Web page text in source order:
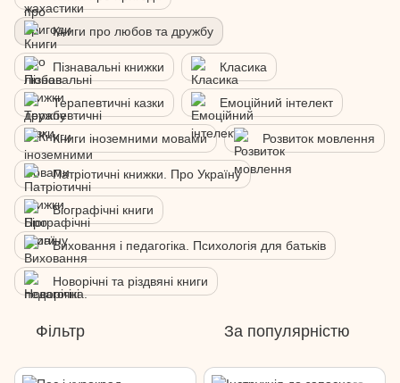
Книги про любов та дружбу
Пізнавальні книжки Класика
Терапевтичні казки Емоційний інтелект
Книги іноземними мовами Розвиток мовлення
Патріотичні книжки. Про Україну
Біографічні книги
Виховання і педагогіка. Психологія для батьків
Новорічні та різдвяні книги
Фільтр За популярністю